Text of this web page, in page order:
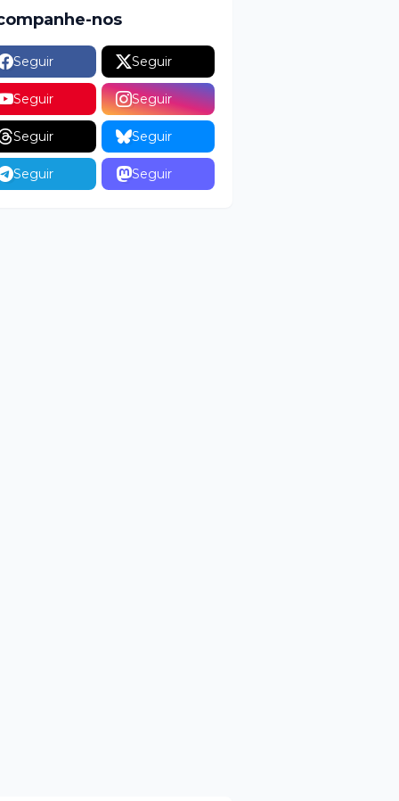
nos
Seguir Seguir
Seguir Seguir
Seguir Seguir
Seguir Seguir